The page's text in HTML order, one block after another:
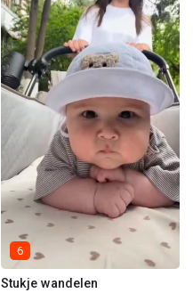
6
Stukje wandelen